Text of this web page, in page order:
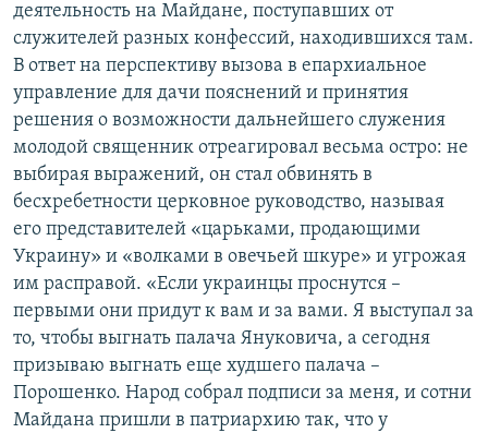
деятельность на Майдане, поступавших от
служителей разных конфессий, находившихся там.
В ответ на перспективу вызова в епархиальное
управление для дачи пояснений и принятия
решения о возможности дальнейшего служения
молодой священник отреагировал весьма остро: не
выбирая выражений, он стал обвинять в
бесхребетности церковное руководство, называя
его представителей «царьками, продающими
Украину» и «волками в овечьей шкуре» и угрожая
им расправой. «Если украинцы проснутся –​
первыми они придут к вам и за вами. Я выступал за
то, чтобы выгнать палача Януковича, а сегодня
призываю выгнать еще худшего палача –​
Порошенко. Народ собрал подписи за меня, и сотни
Майдана пришли в патриархию так, что у